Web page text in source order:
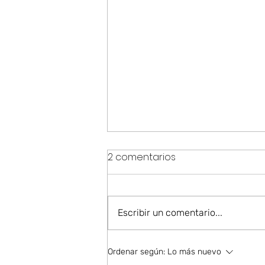
Crear una forma, imaxinar
2 comentarios
Escribir un comentario...
Ordenar según: Lo más nuevo